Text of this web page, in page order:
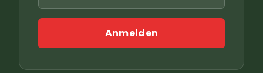
Anmelden